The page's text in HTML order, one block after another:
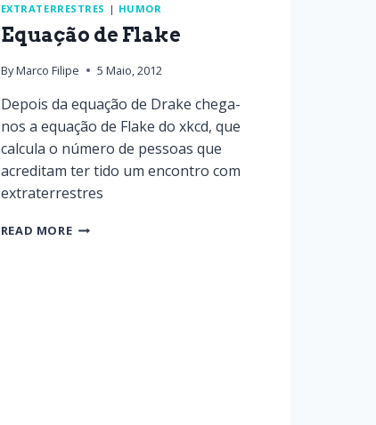
EXTRATERRESTRES | HUMOR
Equação de Flake
ByMarco Filipe 5 Maio, 2012
Depois da equação de Drake chega-
nos a equação de Flake do xkcd, que
calcula o número de pessoas que
acreditam ter tido um encontro com
extraterrestres
READ MORE